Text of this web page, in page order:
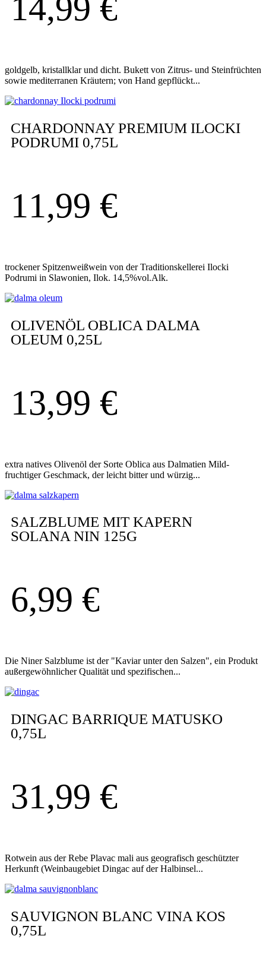
14,99 €
goldgelb, kristallklar und dicht. Bukett von Zitrus- und Steinfrüchten
sowie mediterranen Kräutern; von Hand gepflückt...
CHARDONNAY PREMIUM ILOCKI
PODRUMI 0,75L
11,99 €
trockener Spitzenweißwein von der Traditionskellerei Ilocki
Podrumi in Slawonien, Ilok. 14,5%vol.Alk.
OLIVENÖL OBLICA DALMA
OLEUM 0,25L
13,99 €
extra natives Olivenöl der Sorte Oblica aus Dalmatien Mild-
fruchtiger Geschmack, der leicht bitter und würzig...
SALZBLUME MIT KAPERN
SOLANA NIN 125G
6,99 €
Die Niner Salzblume ist der "Kaviar unter den Salzen", ein Produkt
außergewöhnlicher Qualität und spezifischen...
DINGAC BARRIQUE MATUSKO
0,75L
31,99 €
Rotwein aus der Rebe Plavac mali aus geografisch geschützter
Herkunft (Weinbaugebiet Dingac auf der Halbinsel...
SAUVIGNON BLANC VINA KOS
0,75L